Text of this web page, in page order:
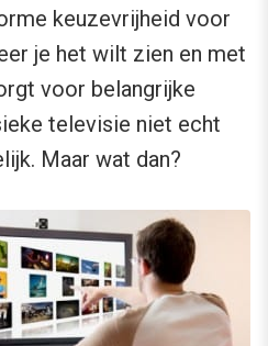
keuzevrijheid voor
je het wilt zien en met
voor belangrijke
televisie niet echt
Maar wat dan?